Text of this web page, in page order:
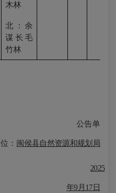
木林
北：余
谋长毛
竹林
公告单
位： 闽侯县自然资源和规划局
2025
年9月 17日